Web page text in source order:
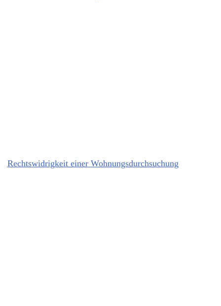
Rechtswidrigkeit einer Wohnungsdurchsuchung